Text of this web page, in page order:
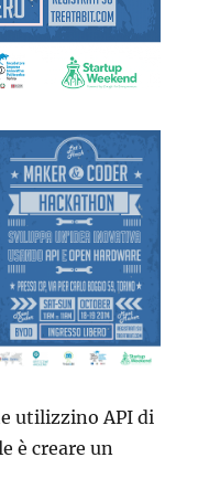
utilizzino API di
è creare un